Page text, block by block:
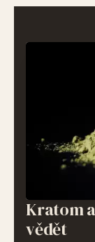
Kratom
vědět